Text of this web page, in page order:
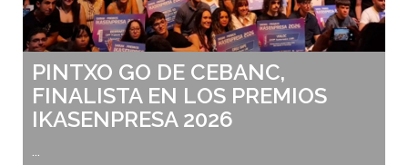
PINTXO GO DE CEBANC,
FINALISTA EN LOS PREMIOS
IKASENPRESA 2026